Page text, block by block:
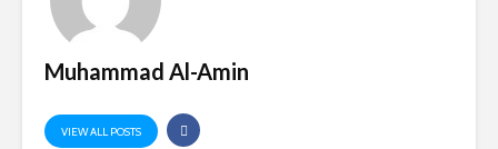
Muhammad Al-Amin
VIEW ALL POSTS